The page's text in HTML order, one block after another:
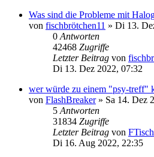
Was sind die Probleme mit
von fischbrötchen11 » Di 13.
0 Antworten
42468 Zugriffe
Letzter Beitrag von
Di 13. Dez 2022, 07:32
wer würde zu einem "psy-treff"
von FlashBreaker» Sa 14. Dez
5 Antworten
31834 Zugriffe
Letzter Beitrag von FTisch
Di 16. Aug 2022, 22:35